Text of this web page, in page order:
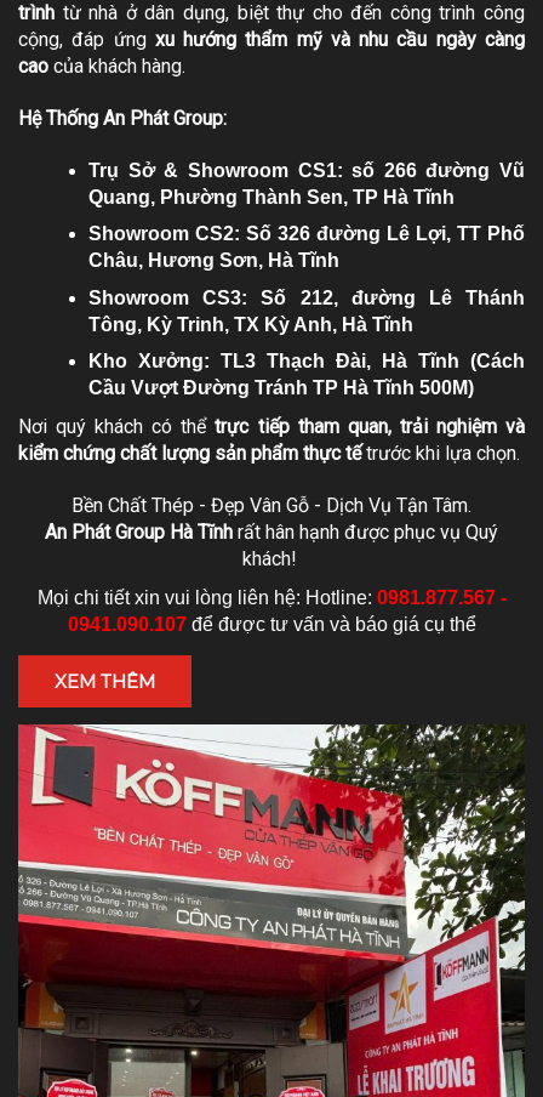
trình từ nhà ở dân dụng, biệt thự cho đến công trình công
cộng, đáp ứng xu hướng thẩm mỹ và nhu cầu ngày càng
cao của khách hàng.
Hệ Thống An Phát Group:
Trụ Sở & Showroom CS1: số 266 đường Vũ
Quang, Phường Thành Sen, TP Hà Tĩnh
Showroom CS2: Số 326 đường Lê Lợi, TT Phố
Châu, Hương Sơn, Hà Tĩnh
Showroom CS3: Số 212, đường Lê Thánh
Tông, Kỳ Trinh, TX Kỳ Anh, Hà Tĩnh
Kho Xưởng: TL3 Thạch Đài, Hà Tĩnh (Cách
Cầu Vượt Đường Tránh TP Hà Tĩnh 500M)
Nơi quý khách có thểtrực tiếp tham quan, trải nghiệm và
kiểm chứng chất lượng sản phẩm thực tếtrước khi lựa chọn.
Bền Chất Thép - Đẹp Vân Gỗ - Dịch Vụ Tận Tâm.
An Phát Group Hà Tĩnh rất hân hạnh được phục vụ Quý
khách!
Mọi chi tiết xin vui lòng liên hệ: Hotline: 0981.877.567 -
0941.090.107để được tư vấn và báo giá cụ thể
XEM THÊM